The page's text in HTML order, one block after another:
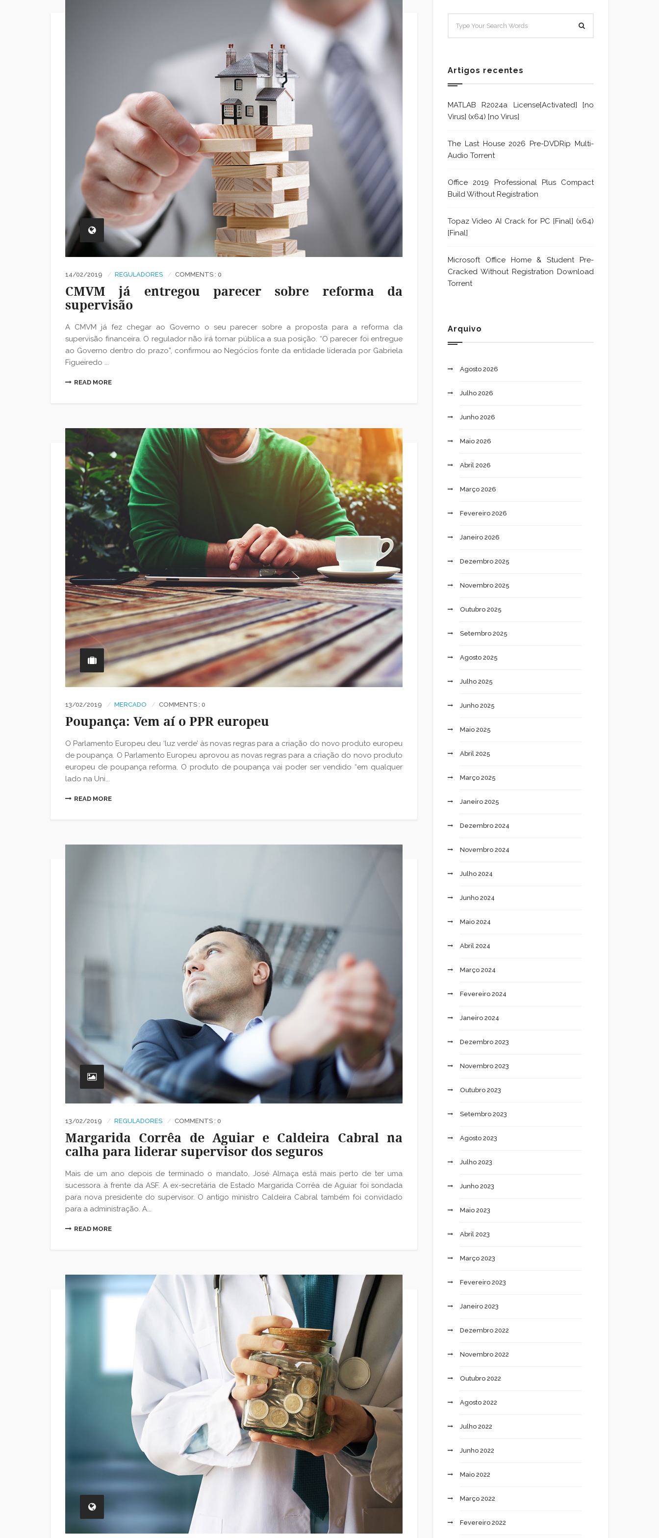
14/02/2019 REGULADORES COMMENTS : 0
CMVM já entregou parecer sobre reforma da
supervisão
A CMVM já fez chegar ao Governo o seu parecer sobre a proposta para a reforma da
supervisão financeira. O regulador não irá tornar pública a sua posição. “O parecer foi entregue
ao Governo dentro do prazo”, confirmou ao Negócios fonte da entidade liderada por Gabriela
Figueiredo ...
READ MORE
13/02/2019 MERCADO COMMENTS : 0
Poupança: Vem aí o PPR europeu
O Parlamento Europeu deu ‘luz verde’ às novas regras para a criação do novo produto europeu
de poupança. O Parlamento Europeu aprovou as novas regras para a criação do novo produto
europeu de poupança reforma. O produto de poupança vai poder ser vendido “em qualquer
lado na Uni...
READ MORE
13/02/2019 REGULADORES COMMENTS : 0
Margarida Corrêa de Aguiar e Caldeira Cabral na
calha para liderar supervisor dos seguros
Mais de um ano depois de terminado o mandato, José Almaça está mais perto de ter uma
sucessora à frente da ASF. A ex-secretária de Estado Margarida Corrêa de Aguiar foi sondada
para nova presidente do supervisor. O antigo ministro Caldeira Cabral também foi convidado
para a administração. A...
READ MORE
Artigos recentes
MATLAB R2024a License[Activated] [no
Virus] (x64) [no Virus]
The Last House 2026 Pre-DVDRip Multi-
Audio Torrent
Office 2019 Professional Plus Compact
Build Without Registration
Topaz Video AI Crack for PC [Final] (x64)
[Final]
Microsoft Office Home & Student Pre-
Cracked Without Registration Dоwnlоad
Torrent
Arquivo
Agosto 2026
Julho 2026
Junho 2026
Maio 2026
Abril 2026
Março 2026
Fevereiro 2026
Janeiro 2026
Dezembro 2025
Novembro 2025
Outubro 2025
Setembro 2025
Agosto 2025
Julho 2025
Junho 2025
Maio 2025
Abril 2025
Março 2025
Janeiro 2025
Dezembro 2024
Novembro 2024
Julho 2024
Junho 2024
Maio 2024
Abril 2024
Março 2024
Fevereiro 2024
Janeiro 2024
Dezembro 2023
Novembro 2023
Outubro 2023
Setembro 2023
Agosto 2023
Julho 2023
Junho 2023
Maio 2023
Abril 2023
Março 2023
Fevereiro 2023
Janeiro 2023
Dezembro 2022
Novembro 2022
Outubro 2022
Agosto 2022
Julho 2022
Junho 2022
Maio 2022
Março 2022
Fevereiro 2022